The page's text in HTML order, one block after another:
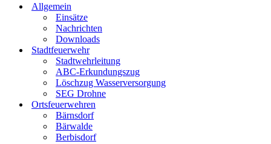
Allgemein
Einsätze
Nachrichten
Downloads
Stadtfeuerwehr
Stadtwehrleitung
ABC-Erkundungszug
Löschzug Wasserversorgung
SEG Drohne
Ortsfeuerwehren
Bärnsdorf
Bärwalde
Berbisdorf